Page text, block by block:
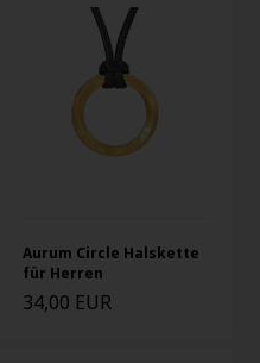
Aurum Circle Halskette
für Herren
34,00 EUR